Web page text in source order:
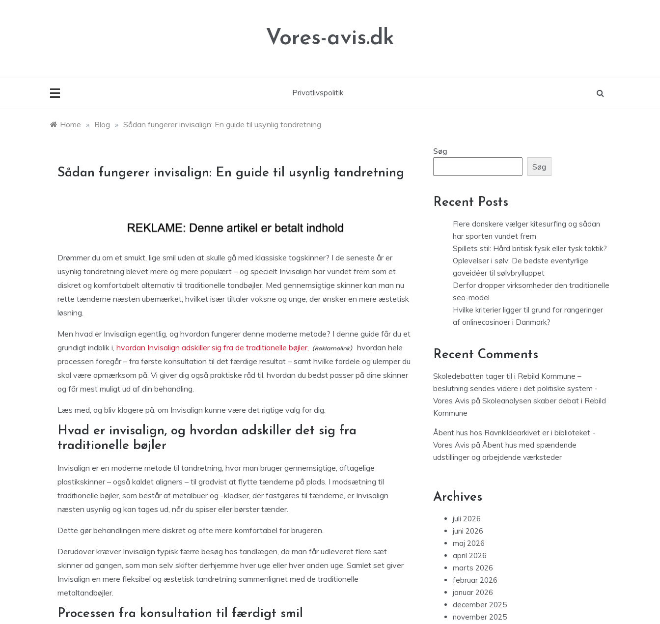
Vores-avis.dk
Privatlivspolitik
Home » Blog » Sådan fungerer invisalign: En guide til usynlig tandretning
Sådan fungerer invisalign: En guide til usynlig tandretning
Drømmer du om et smukt, lige smil uden at skulle gå med klassiske togskinner? I de seneste år er
usynlig tandretning blevet mere og mere populært – og specielt Invisalign har vundet frem som et
diskret og komfortabelt alternativ til traditionelle tandbøjler. Med gennemsigtige skinner kan man nu
rette tænderne næsten ubemærket, hvilket især tiltaler voksne og unge, der ønsker en mere æstetisk
løsning.
Men hvad er Invisalign egentlig, og hvordan fungerer denne moderne metode? I denne guide får du et
grundigt indblik i, hvordan Invisalign adskiller sig fra de traditionelle bøjler,
hvordan hele
processen foregår – fra første konsultation til det færdige resultat – samt hvilke fordele og ulemper du
skal være opmærksom på. Vi giver dig også praktiske råd til, hvordan du bedst passer på dine skinner
og får mest muligt ud af din behandling.
Læs med, og bliv klogere på, om Invisalign kunne være det rigtige valg for dig.
Hvad er invisalign, og hvordan adskiller det sig fra
traditionelle bøjler
Invisalign er en moderne metode til tandretning, hvor man bruger gennemsigtige, aftagelige
plastikskinner – også kaldet aligners – til gradvist at flytte tænderne på plads. I modsætning til
traditionelle bøjler, som består af metalbuer og -klodser, der fastgøres til tænderne, er Invisalign
næsten usynlig og kan tages ud, når du spiser eller børster tænder.
Dette gør behandlingen mere diskret og ofte mere komfortabel for brugeren.
Derudover kræver Invisalign typisk færre besøg hos tandlægen, da man får udleveret flere sæt
skinner ad gangen, som man selv skifter derhjemme hver uge eller hver anden uge. Samlet set giver
Invisalign en mere fleksibel og æstetisk tandretning sammenlignet med de traditionelle
metaltandbøjler.
Processen fra konsultation til færdigt smil
Søg
Søg
Recent Posts
Flere danskere vælger kitesurfing og sådan
har sporten vundet frem
Spillets stil: Hård britisk fysik eller tysk taktik?
Oplevelser i sølv: De bedste eventyrlige
gaveidéer til sølvbrylluppet
Derfor dropper virksomheder den traditionelle
seo-model
Hvilke kriterier ligger til grund for rangeringer
af onlinecasinoer i Danmark?
Recent Comments
Skoledebatten tager til i Rebild Kommune –
beslutning sendes videre i det politiske system -
Vores Avis på Skoleanalysen skaber debat i Rebild
Kommune
Åbent hus hos Ravnkildearkivet er i biblioteket -
Vores Avis på Åbent hus med spændende
udstillinger og arbejdende værksteder
Archives
juli 2026
juni 2026
maj 2026
april 2026
marts 2026
februar 2026
januar 2026
december 2025
november 2025